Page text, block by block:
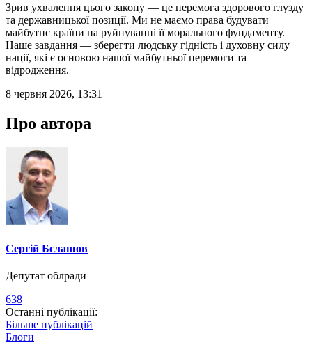
Зрив ухвалення цього закону — це перемога здорового глузду
та державницької позиції. Ми не маємо права будувати
майбутнє країни на руйнуванні її морального фундаменту.
Наше завдання — зберегти людську гідність і духовну силу
нації, які є основою нашої майбутньої перемоги та
відродження.
8 червня 2026, 13:31
Про автора
Сергій Бєлашов
Депутат облради
638
Останні публікації:
Більше публікацій
Блоги